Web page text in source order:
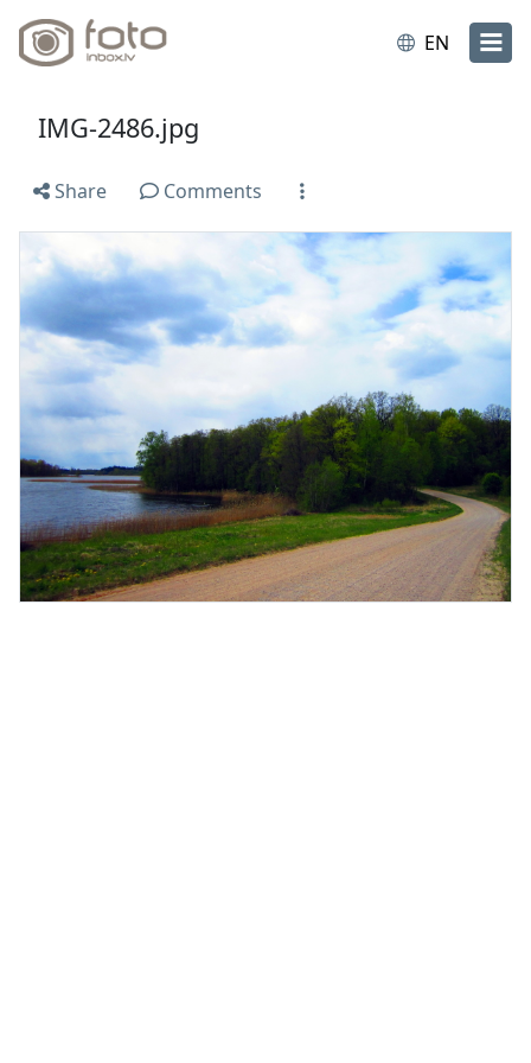
EN
IMG-2486.jpg
Share Comments